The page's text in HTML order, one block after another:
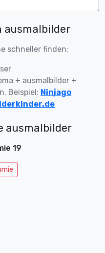
ausmalbilder
schneller finden:
+ ausmalbilder +
Beispiel: Ninjago
ausmalbilder
19